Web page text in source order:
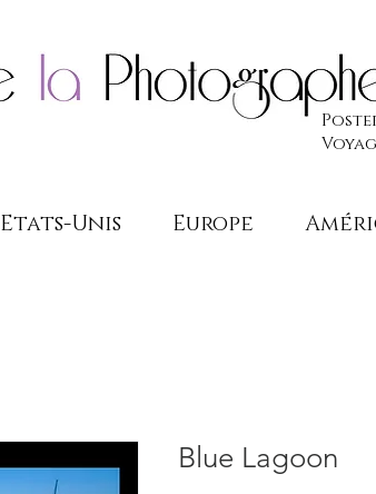
Etats-Unis Europe
Blue Lagoon